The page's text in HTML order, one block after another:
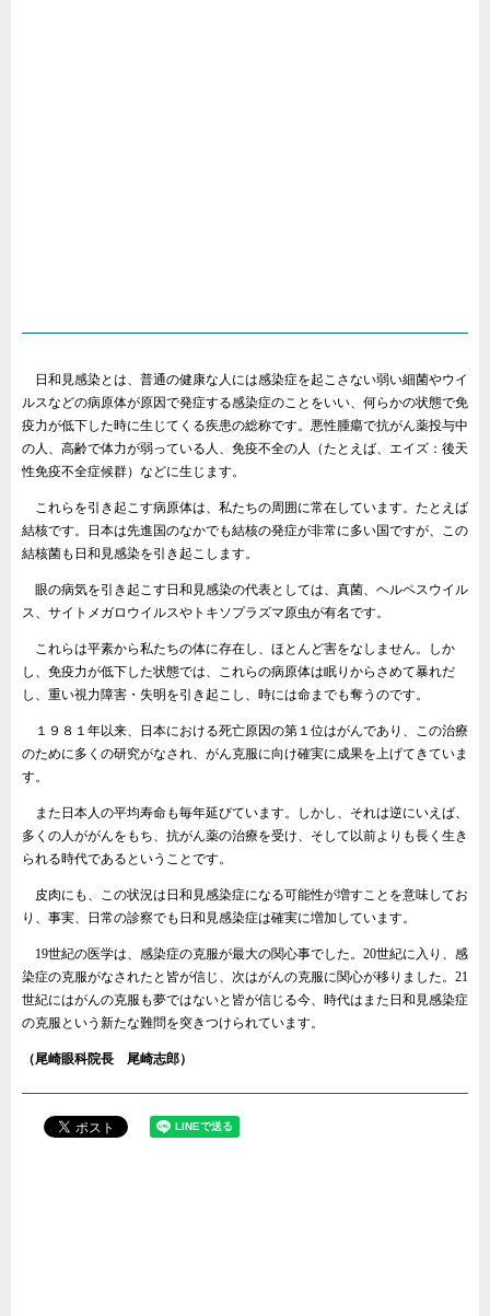
日和見感染とは、普通の健康な人には感染症を起こさない弱い細菌やウイ
ルスなどの病原体が原因で発症する感染症のことをいい、何らかの状態で免
疫力が低下した時に生じてくる疾患の総称です。悪性腫瘍で抗がん薬投与中
の人、高齢で体力が弱っている人、免疫不全の人（たとえば、エイズ：後天
性免疫不全症候群）などに生じます。
これらを引き起こす病原体は、私たちの周囲に常在しています。たとえば
結核です。日本は先進国のなかでも結核の発症が非常に多い国ですが、この
結核菌も日和見感染を引き起こします。
眼の病気を引き起こす日和見感染の代表としては、真菌、ヘルペスウイル
ス、サイトメガロウイルスやトキソプラズマ原虫が有名です。
これらは平素から私たちの体に存在し、ほとんど害をなしません。しか
し、免疫力が低下した状態では、これらの病原体は眠りからさめて暴れだ
し、重い視力障害・失明を引き起こし、時には命までも奪うのです。
１９８１年以来、日本における死亡原因の第１位はがんであり、この治療
のために多くの研究がなされ、がん克服に向け確実に成果を上げてきていま
す。
また日本人の平均寿命も毎年延びています。しかし、それは逆にいえば、
多くの人ががんをもち、抗がん薬の治療を受け、そして以前よりも長く生き
られる時代であるということです。
皮肉にも、この状況は日和見感染症になる可能性が増すことを意味してお
り、事実、日常の診察でも日和見感染症は確実に増加しています。
19世紀の医学は、感染症の克服が最大の関心事でした。20世紀に入り、感
染症の克服がなされたと皆が信じ、次はがんの克服に関心が移りました。21
世紀にはがんの克服も夢ではないと皆が信じる今、時代はまた日和見感染症
の克服という新たな難問を突きつけられています。
（尾崎眼科院長 尾崎志郎）